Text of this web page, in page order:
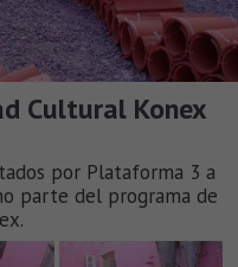
Cultural Konex
por Plataforma 3 a
parte del programa de